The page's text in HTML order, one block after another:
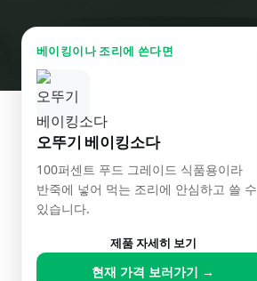
베이킹이나 조리에 쓴다면
오뚜기 베이킹소다
100퍼센트 푸드 그레이드 식품용이라
반죽에 넣어 먹는 조리에 안심하고 쓸 수
있습니다.
제품 자세히 보기
현재 가격 보러가기 →